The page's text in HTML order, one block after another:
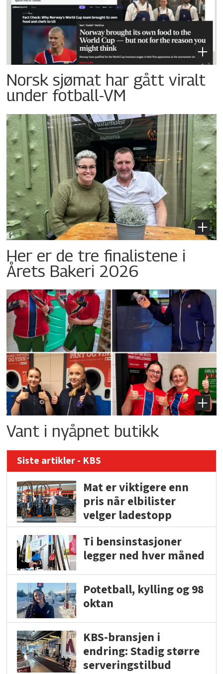
Norsk sjømat har gått viralt
under fotball-VM
Her er de tre finalistene i
Årets Bakeri 2026
Vant i nyåpnet butikk
Siste artikler - KBS
Mat er viktigere enn
pris når elbilister
velger ladestopp
Ti bensinstasjoner
legger ned hver måned
Potetball, kylling og 98
oktan
KBS-bransjen i
endring: Stadig større
serveringstilbud